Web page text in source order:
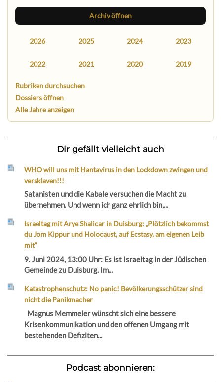
Archiv öffnen
2026 2025 2024 2023
2022 2021 2020 2019
Rubriken durchsuchen
Dossiers öffnen
Alle Jahre anzeigen
Dir gefällt vielleicht auch
WHO will uns mit Hantavirus in den Lockdown zwingen und
versklaven!!!
Satanisten und die Kabale versuchen die Macht zu
übernehmen. Und wenn ich ganz ehrlich bin,...
Israeltag mit Arye Shalicar in Duisburg: „Plötzlich bekommst
du Jom Kippur und Holocaust, auf Ecstasy, am eigenen Leib
mit“
9. Juni 2024, 13:00 Uhr: Es ist Israeltag in der Jüdischen
Gemeinde zu Duisburg. Im...
Katastrophenschutz: No panic! Bevölkerungsschützer sind
nicht die Panikmacher
Magnus Memmeler wünscht sich eine bessere
Krisenkommunikation und den offenen Umgang mit
bestehenden Defiziten...
Podcast abonnieren: